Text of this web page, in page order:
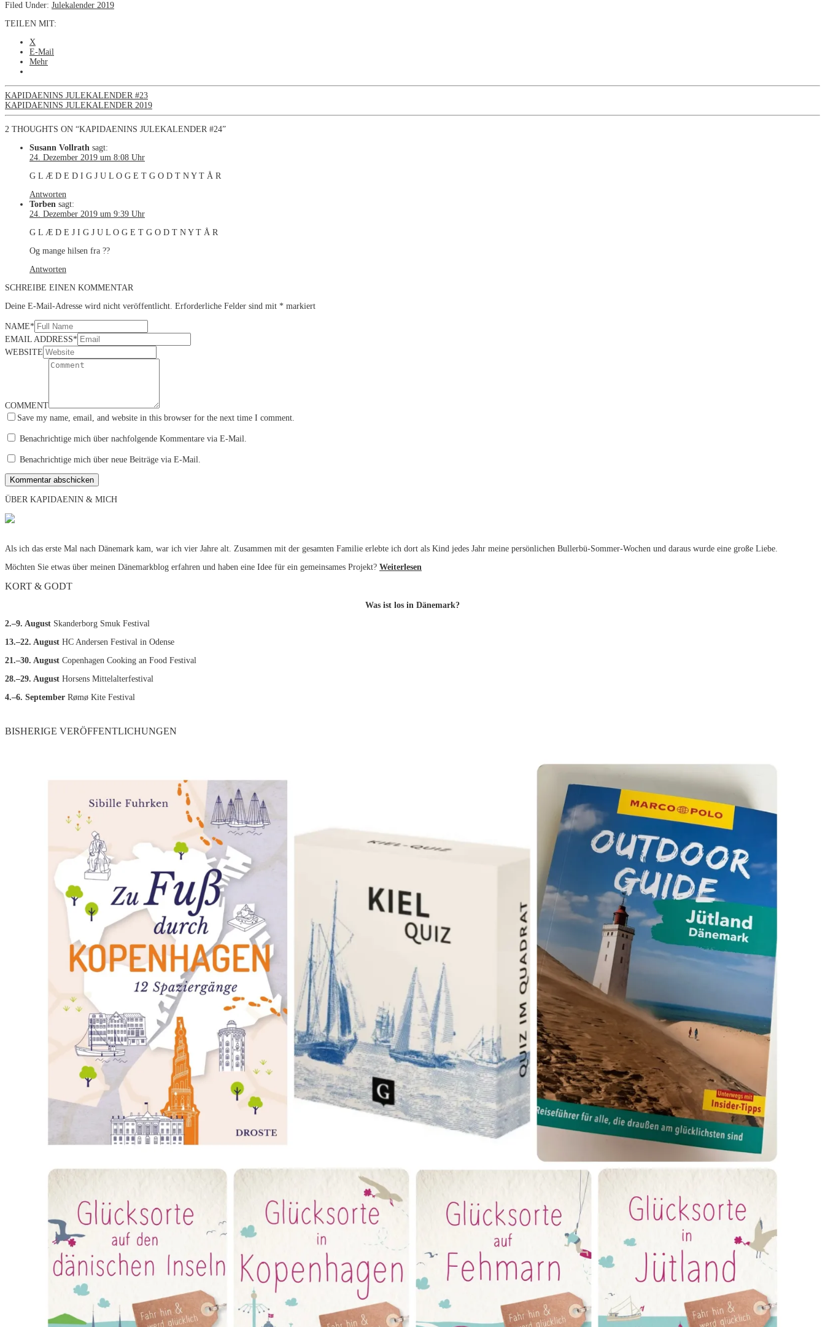
Filed Under: Julekalender 2019
TEILEN MIT:
X
E-Mail
Mehr
KAPIDAENINS JULEKALENDER #23
KAPIDAENINS JULEKALENDER 2019
2 THOUGHTS ON “KAPIDAENINS JULEKALENDER #24”
Susann Vollrath sagt:
24. Dezember 2019 um 8:08 Uhr
G L Æ D E D I G J U L O G E T G O D T N Y T Å R
Antworten
Torben sagt:
24. Dezember 2019 um 9:39 Uhr
G L Æ D E J I G J U L O G E T G O D T N Y T Å R
Og mange hilsen fra ??
Antworten
SCHREIBE EINEN KOMMENTAR
Deine E-Mail-Adresse wird nicht veröffentlicht. Erforderliche Felder sind mit * markiert
NAME*
EMAIL ADDRESS*
WEBSITE
COMMENT
Save my name, email, and website in this browser for the next time I comment.
Benachrichtige mich über nachfolgende Kommentare via E-Mail.
Benachrichtige mich über neue Beiträge via E-Mail.
ÜBER KAPIDAENIN & MICH
Als ich das erste Mal nach Dänemark kam, war ich vier Jahre alt. Zusammen mit der gesamten Familie erlebte ich dort als Kind jedes Jahr meine persönlichen Bullerbü-Sommer-Wochen und daraus wurde eine große Liebe.
Möchten Sie etwas über meinen Dänemarkblog erfahren und haben eine Idee für ein gemeinsames Projekt? Weiterlesen
KORT & GODT
Was ist los in Dänemark?
2.–9. August Skanderborg Smuk Festival
13.–22. August HC Andersen Festival in Odense
21.–30. August Copenhagen Cooking an Food Festival
28.–29. August Horsens Mittelalterfestival
4.–6. September Rømø Kite Festival
BISHERIGE VERÖFFENTLICHUNGEN